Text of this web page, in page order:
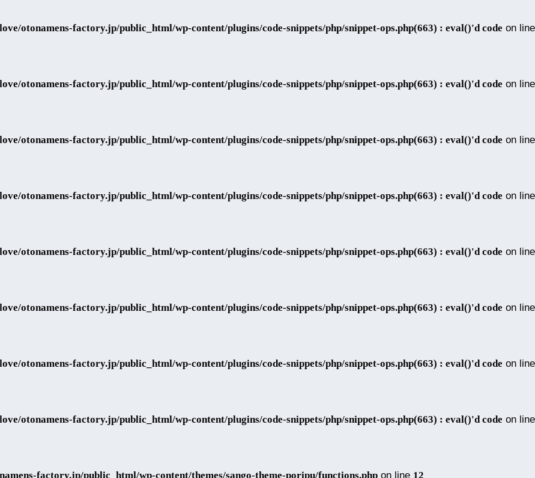
otonamens-factory.jp/public_html/wp-content/plugins/code-snippets/php/snippet-ops.php(663) : eval()'d code on line
otonamens-factory.jp/public_html/wp-content/plugins/code-snippets/php/snippet-ops.php(663) : eval()'d code on line
otonamens-factory.jp/public_html/wp-content/plugins/code-snippets/php/snippet-ops.php(663) : eval()'d code on line
otonamens-factory.jp/public_html/wp-content/plugins/code-snippets/php/snippet-ops.php(663) : eval()'d code on line
otonamens-factory.jp/public_html/wp-content/plugins/code-snippets/php/snippet-ops.php(663) : eval()'d code on line
otonamens-factory.jp/public_html/wp-content/plugins/code-snippets/php/snippet-ops.php(663) : eval()'d code on line
otonamens-factory.jp/public_html/wp-content/plugins/code-snippets/php/snippet-ops.php(663) : eval()'d code on line
otonamens-factory.jp/public_html/wp-content/plugins/code-snippets/php/snippet-ops.php(663) : eval()'d code on line
factory.jp/public_html/wp-content/themes/sango-theme-poripu/functions.php on line 12